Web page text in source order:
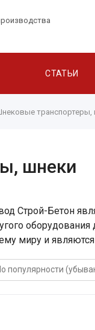
СТАТЬИ
транспортеры,
шнеки
Строй-Бетон
миру и